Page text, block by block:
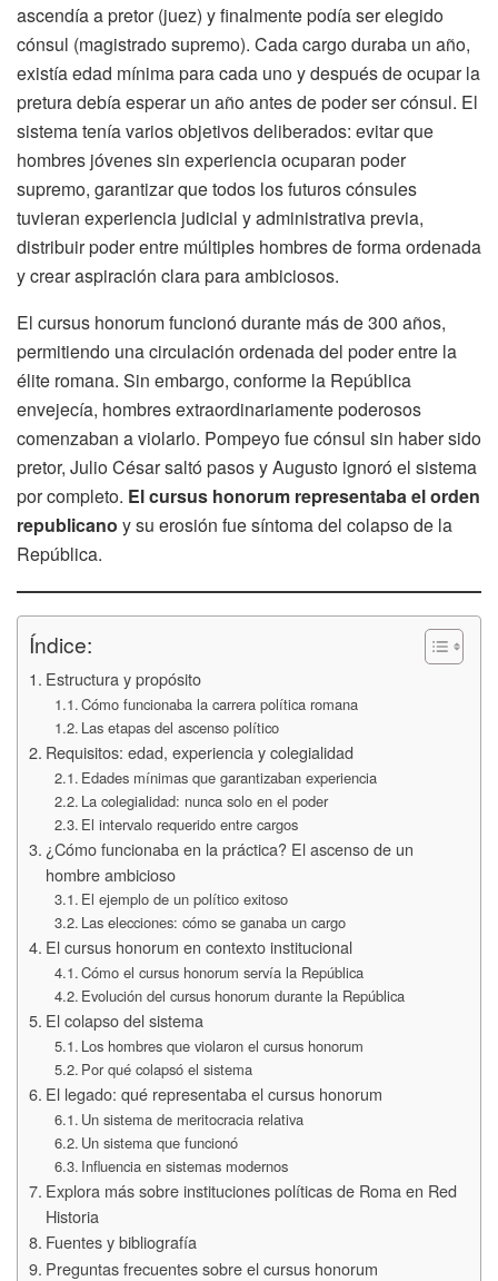
ascendía a pretor (juez) y finalmente podía ser elegido
cónsul (magistrado supremo). Cada cargo duraba un año,
existía edad mínima para cada uno y después de ocupar la
pretura debía esperar un año antes de poder ser cónsul. El
sistema tenía varios objetivos deliberados: evitar que
hombres jóvenes sin experiencia ocuparan poder
supremo, garantizar que todos los futuros cónsules
tuvieran experiencia judicial y administrativa previa,
distribuir poder entre múltiples hombres de forma ordenada
y crear aspiración clara para ambiciosos.
El cursus honorum funcionó durante más de 300 años,
permitiendo una circulación ordenada del poder entre la
élite romana. Sin embargo, conforme la República
envejecía, hombres extraordinariamente poderosos
comenzaban a violarlo. Pompeyo fue cónsul sin haber sido
pretor, Julio César saltó pasos y Augusto ignoró el sistema
por completo. El cursus honorum representaba el orden
republicano y su erosión fue síntoma del colapso de la
República.
Índice:
Estructura y propósito
Cómo funcionaba la carrera política romana
Las etapas del ascenso político
Requisitos: edad, experiencia y colegialidad
Edades mínimas que garantizaban experiencia
La colegialidad: nunca solo en el poder
El intervalo requerido entre cargos
¿Cómo funcionaba en la práctica? El ascenso de un
hombre ambicioso
El ejemplo de un político exitoso
Las elecciones: cómo se ganaba un cargo
El cursus honorum en contexto institucional
Cómo el cursus honorum servía la República
Evolución del cursus honorum durante la República
El colapso del sistema
Los hombres que violaron el cursus honorum
Por qué colapsó el sistema
El legado: qué representaba el cursus honorum
Un sistema de meritocracia relativa
Un sistema que funcionó
Influencia en sistemas modernos
Explora más sobre instituciones políticas de Roma en Red
Historia
Fuentes y bibliografía
Preguntas frecuentes sobre el cursus honorum